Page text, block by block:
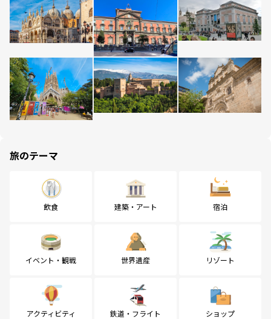
旅のテーマ
飲食 建築・アート 宿泊
イベント・観戦 世界遺産 リゾート
アクティビティ 鉄道・フライト ショップ